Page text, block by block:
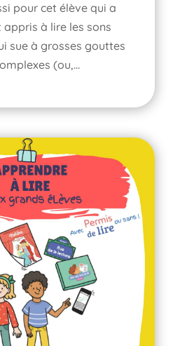
pour cet élève qui a
à lire les sons
sue à grosses gouttes
(ou,...